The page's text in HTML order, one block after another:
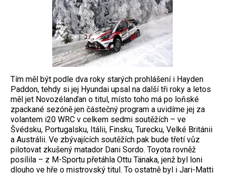
Tím měl být podle dva roky starých prohlášení i Hayden
Paddon, tehdy si jej Hyundai upsal na další tři roky a letos
měl jet Novozélanďan o titul, místo toho má po loňské
zpackané sezóně jen částečný program a uvidíme jej za
volantem i20 WRC v celkem sedmi soutěžích – ve
Švédsku, Portugalsku, Itálii, Finsku, Turecku, Velké Británii
a Austrálii. Ve zbývajících soutěžích pak bude třetí vůz
pilotovat zkušený matador Dani Sordo. Toyota rovněž
posílila – z M-Sportu přetáhla Ottu Tänaka, jenž byl loni
dlouho ve hře o mistrovský titul. To ostatně byl i Jari-Matti